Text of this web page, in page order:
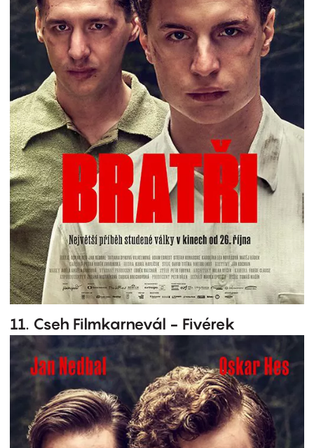
11. Cseh Filmkarnevál - Fivérek